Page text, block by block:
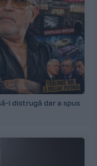
l distrugă dar a spus